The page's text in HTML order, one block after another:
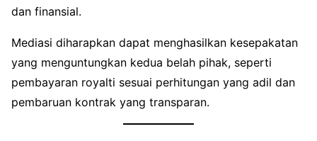
dan finansial.
Mediasi diharapkan dapat menghasilkan kesepakatan
yang menguntungkan kedua belah pihak, seperti
pembayaran royalti sesuai perhitungan yang adil dan
pembaruan kontrak yang transparan.